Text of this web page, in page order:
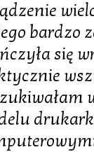
bardzo
się